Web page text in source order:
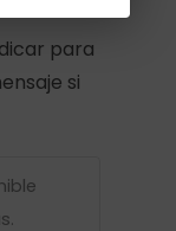
para
si